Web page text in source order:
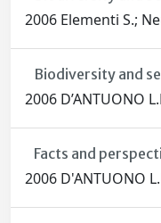
2006 Elementi S.;
Biodiversity and
2006 D’ANTUONO
Facts and
2006 D'ANTUONO